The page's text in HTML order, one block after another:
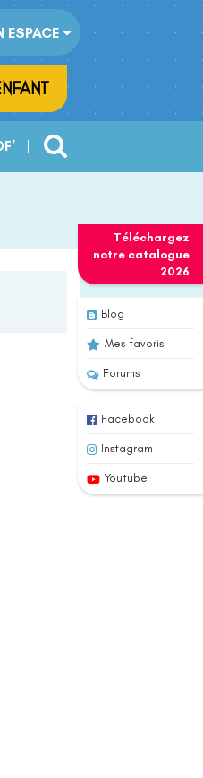
Téléchargez
notre catalogue
2026
Blog
Mes favoris
Forums
Facebook
Instagram
Youtube
ESPACE